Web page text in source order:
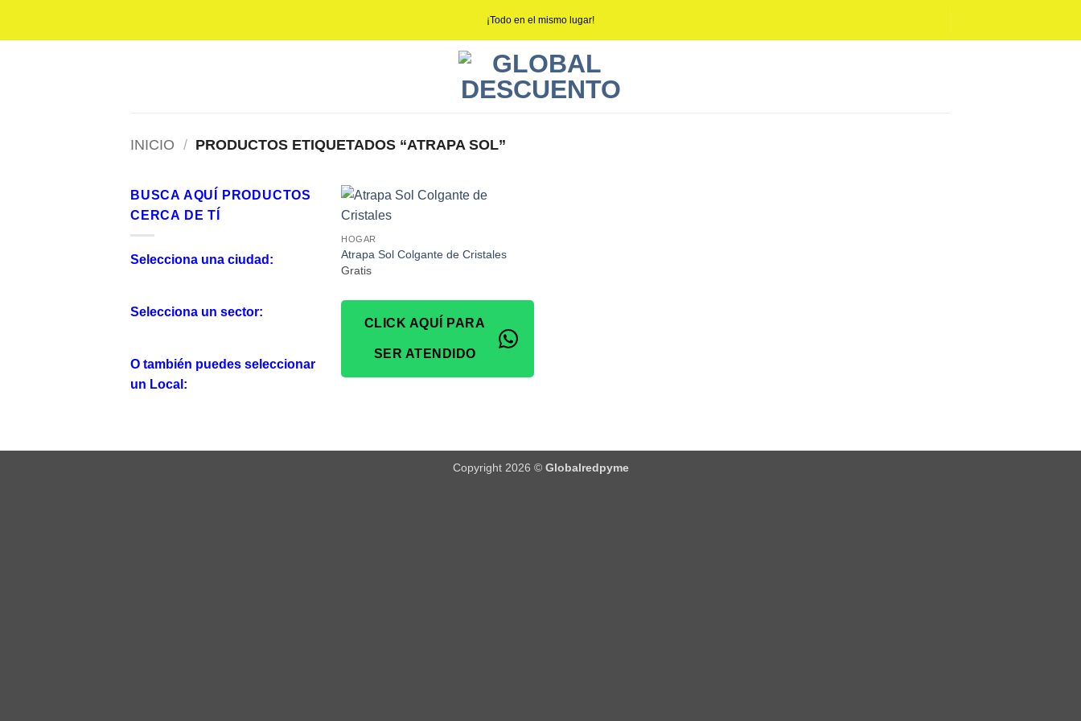
¡Todo en el mismo lugar!
INICIO / PRODUCTOS ETIQUETADOS “ATRAPA SOL”
BUSCA AQUÍ PRODUCTOS
CERCA DE TÍ
Selecciona una ciudad:
Selecciona un sector:
O también puedes seleccionar
un Local:
HOGAR
Atrapa Sol Colgante de Cristales
Gratis
CLICK AQUÍ PARA
SER ATENDIDO
Copyright 2026 © Globalredpyme